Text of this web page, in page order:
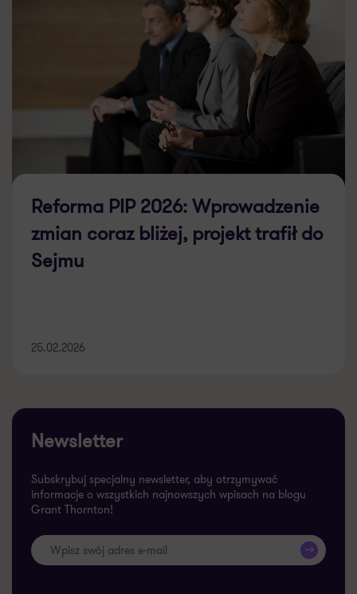
Reforma PIP 2026: Wprowadzenie
zmian coraz bliżej, projekt trafił do
Sejmu
25.02.2026
Newsletter
Subskrybuj specjalny newsletter, aby otrzymywać
informacje o wszystkich najnowszych wpisach na blogu
Grant Thornton!
>>